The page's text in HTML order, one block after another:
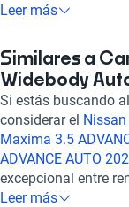
fuerza. Experimenta
de frenos ABS.
táctil, Apple
diseño imponente y
Charger 6.2 SRT
perfecta entre
experiencia de
Leer más
Similares a
Widebody
Si estás buscando
considerar el
Maxima 3.5
ADVANCE AUTO
excepcional entre
brindando una
Leer más